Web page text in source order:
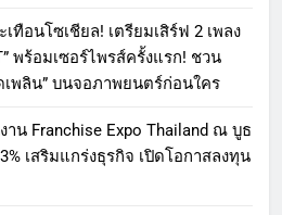
เทือนโซเชียล! เตรียมเสิร์ฟ 2 เพลง
พร้อมเซอร์ไพรส์ครั้งแรก! ชวน
เพลิน” บนจอภาพยนตร์ก่อนใคร
าน Franchise Expo Thailand ณ บูธ
เสริมแกร่งธุรกิจ เปิดโอกาสลงทุน